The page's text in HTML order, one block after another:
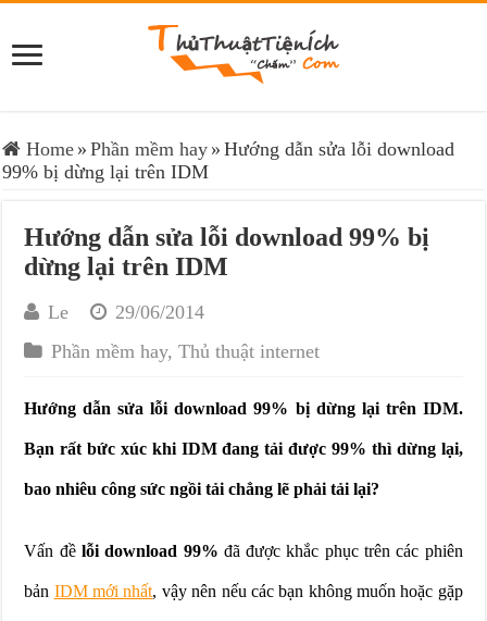
Home » Phần mềm hay » Hướng dẫn sửa lỗi download
99% bị dừng lại trên IDM
Hướng dẫn sửa lỗi download 99% bị
dừng lại trên IDM
Le
29/06/2014
Phần mềm hay,Thủ thuật internet
Hướng dẫn sửa lỗi download 99% bị dừng lại trên IDM.
Bạn rất bức xúc khi IDM đang tải được 99% thì dừng lại,
bao nhiêu công sức ngồi tải chẳng lẽ phải tải lại?
Vấn đề lỗi download 99% đã được khắc phục trên các phiên
bản IDM mới nhất, vậy nên nếu các bạn không muốn hoặc gặp